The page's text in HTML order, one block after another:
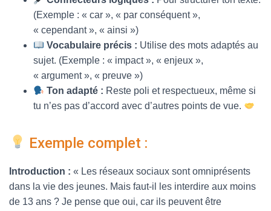
(Exemple : « car », « par conséquent »,
« cependant », « ainsi »)
Vocabulaire précis : Utilise des mots adaptés au
sujet. (Exemple : « impact », « enjeux »,
« argument », « preuve »)
Ton adapté : Reste poli et respectueux, même si
tu n’es pas d’accord avec d’autres points de vue.
Exemple complet :
Introduction : « Les réseaux sociaux sont omniprésents
dans la vie des jeunes. Mais faut-il les interdire aux moins
de 13 ans ? Je pense que oui, car ils peuvent être